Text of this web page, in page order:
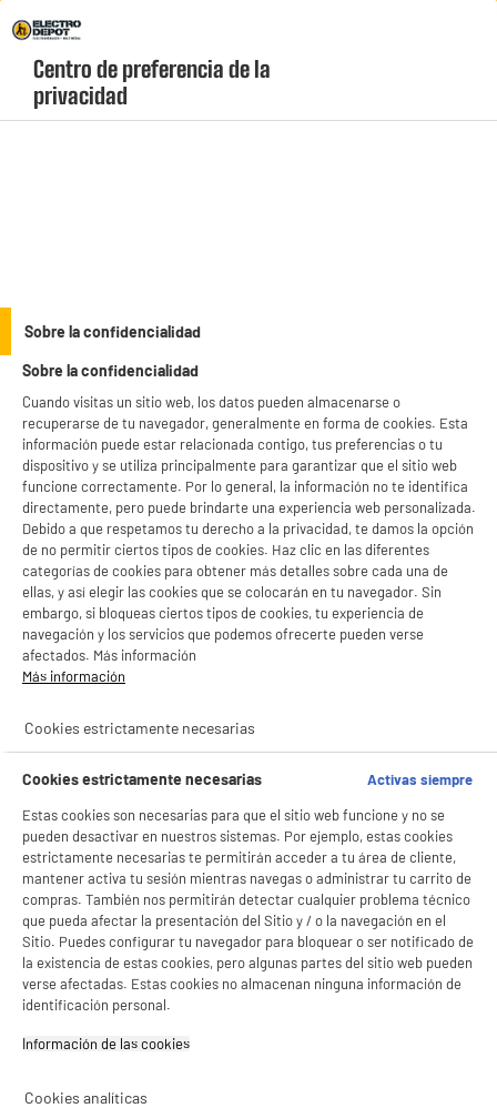
Menú
geolocation-header-icon-text
account
Suelo Ropa
Indispensables a precios bajos
productItem_availability_txt-
current-store
LEGANÉS, MADRID
product_list_sticky_button_Filter
★★★★★
★★★★★
4.6 (39
compare_product
Tendedero colgante con 16 pinzas
Tipo : Secador colgante
4€ 29
Rechazar todas
BIENVENIDO a ELECTRO
DEPOT
Con el fin de mejorar tu experiencia, y tras tu consentimiento, ELECTRO DEPOT
y sus socios utilizan cookies que procesan tus datos personales para:
- compartir contenido adaptado a tus preferencias
- ofrecer publicidad y comunicaciones personalizadas
- facilitar el intercambio de contenido en las redes sociales
- analizar el tráfico en nuestro sitio web Consulta la política de cookies.
Consulta la política de cookies..
Si aceptas, la experiencia será aún mejor. Si no acepta, se utilizarán cookies
estadísticas anónimas basadas en tu navegación. Puedes oponerte a su uso
gestionando sus cookies.
✔ ACEPTAR TODAS
Centro de preferencia de la
privacidad
Sobre la confidencialidad
Sobre la confidencialidad
Cuando visitas un sitio web, los datos pueden almacenarse o
recuperarse de tu navegador, generalmente en forma de cookies. Esta
información puede estar relacionada contigo, tus preferencias o tu
dispositivo y se utiliza principalmente para garantizar que el sitio web
funcione correctamente. Por lo general, la información no te identifica
directamente, pero puede brindarte una experiencia web personalizada.
Debido a que respetamos tu derecho a la privacidad, te damos la opción
de no permitir ciertos tipos de cookies. Haz clic en las diferentes
categorías de cookies para obtener más detalles sobre cada una de
ellas, y así elegir las cookies que se colocarán en tu navegador. Sin
embargo, si bloqueas ciertos tipos de cookies, tu experiencia de
navegación y los servicios que podemos ofrecerte pueden verse
afectados. Más información
Más información
Cookies estrictamente necesarias
Cookies estrictamente necesarias
Activas siempre
Estas cookies son necesarias para que el sitio web funcione y no se
pueden desactivar en nuestros sistemas. Por ejemplo, estas cookies
estrictamente necesarias te permitirán acceder a tu área de cliente,
mantener activa tu sesión mientras navegas o administrar tu carrito de
compras. También nos permitirán detectar cualquier problema técnico
que pueda afectar la presentación del Sitio y / o la navegación en el
Sitio. Puedes configurar tu navegador para bloquear o ser notificado de
la existencia de estas cookies, pero algunas partes del sitio web pueden
verse afectadas. Estas cookies no almacenan ninguna información de
identificación personal.
Información de las cookies‎
Cookies analíticas